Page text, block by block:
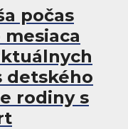
počas
detského
rodiny s